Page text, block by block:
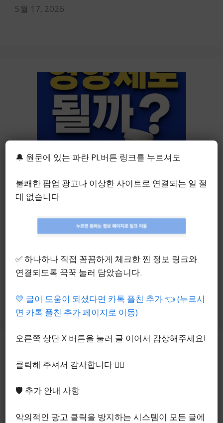
5월 17, 2026
“진짜 있을까?” 고르기 전에
참고하면 좋을 내돈내산 추천
리스트 (비문증 완치 영양제
기)
🔔 원문에 있는 파란 PL버튼 링크를 누르셔도
불쾌한 팝업 광고나 이상한 사이트로 연결되는 일 절
대 없습니다
✅ 하나하나 직접 꼼꼼하게 체크한 찐 정보 링크와
연결되도록 꾹꾹 눌러 담았습니다.
💛 글이 도움이 되셨다면 카톡 플친 추가 👈 (누르시
면 카톡 플친 추가 페이지로 이동)
오른쪽 상단 X 버튼을 눌러 글 이어서 감상해주세요!
클릭해 주셔서 감사합니다 🙇‍♂️
🛡️ 추가 안내 사항
악의적인 광고 클릭을 방지하는 시스템이 모든 글에